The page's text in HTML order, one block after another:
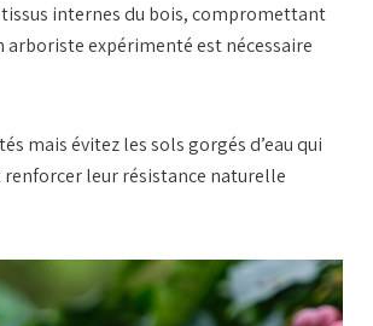
internes du bois, compromettant
expérimenté est nécessaire
mais évitez les sols gorgés d’eau qui
renforcer leur résistance naturelle